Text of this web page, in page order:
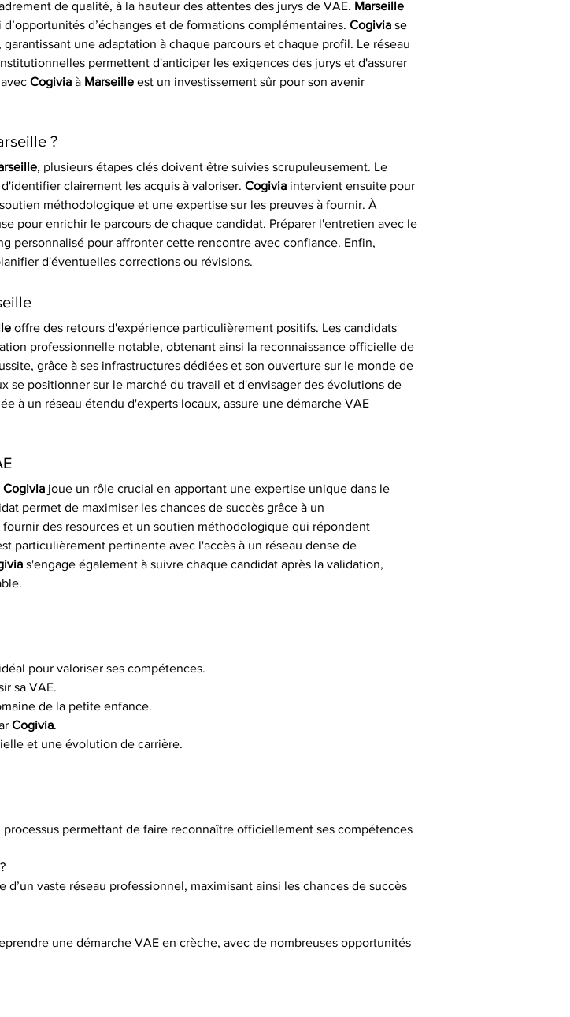
de qualité, à la hauteur des attentes des jurys de VAE. Marseille
d’échanges et de formations complémentaires. Cogivia se
une adaptation à chaque parcours et chaque profil. Le réseau
permettent d'anticiper les exigences des jurys et d'assurer
Cogivia à Marseille est un investissement sûr pour son avenir
?
, plusieurs étapes clés doivent être suivies scrupuleusement. Le
clairement les acquis à valoriser. Cogivia intervient ensuite pour
méthodologique et une expertise sur les preuves à fournir. À
pour enrichir le parcours de chaque candidat. Préparer l'entretien avec le
personnalisé pour affronter cette rencontre avec confiance. Enfin,
d'éventuelles corrections ou révisions.
offre des retours d'expérience particulièrement positifs. Les candidats
professionnelle notable, obtenant ainsi la reconnaissance officielle de
grâce à ses infrastructures dédiées et son ouverture sur le monde de
se positionner sur le marché du travail et d'envisager des évolutions de
à un réseau étendu d'experts locaux, assure une démarche VAE
Cogivia joue un rôle crucial en apportant une expertise unique dans le
permet de maximiser les chances de succès grâce à un
fournir des resources et un soutien méthodologique qui répondent
particulièrement pertinente avec l'accès à un réseau dense de
s'engage également à suivre chaque candidat après la validation,
pour valoriser ses compétences.
sa VAE.
de la petite enfance.
Cogivia.
et une évolution de carrière.
processus permettant de faire reconnaître officiellement ses compétences
vaste réseau professionnel, maximisant ainsi les chances de succès
une démarche VAE en crèche, avec de nombreuses opportunités